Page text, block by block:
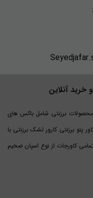
خرید آنلاین
محصولات برزنتی شامل باکس های
پتو برزنتی کارور تشک برزنتی با
کاورجات از نوع اسپان ضخیم